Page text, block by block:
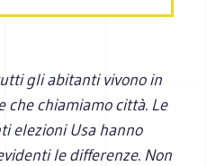
gli abitanti vivono in
che chiamiamo città. Le
elezioni Usa hanno
le differenze. Non